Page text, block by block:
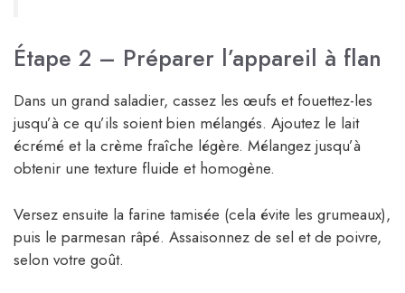
Étape 2 – Préparer l’appareil à flan
Dans un grand saladier, cassez les œufs et fouettez-les
jusqu’à ce qu’ils soient bien mélangés. Ajoutez le lait
écrémé et la crème fraîche légère. Mélangez jusqu’à
obtenir une texture fluide et homogène.
Versez ensuite la farine tamisée (cela évite les grumeaux),
puis le parmesan râpé. Assaisonnez de sel et de poivre,
selon votre goût.